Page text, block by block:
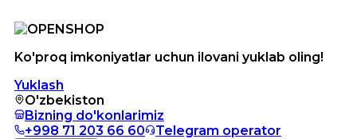
Ko'proq imkoniyatlar uchun ilovani yuklab oling!
Yuklash
O'zbekiston
Bizning do'konlarimiz
+998 71 203 66 60
Telegram operator